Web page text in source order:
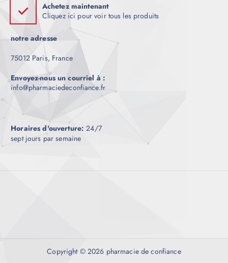
Achetez maintenant
Cliquez ici pour voir tous les produits
notre adresse
75012 Paris, France
Envoyez-nous un courriel à :
info@pharmaciedeconfiance.fr
Horaires d'ouverture: 24/7
sept jours par semaine
Copyright © 2026 pharmacie de confiance